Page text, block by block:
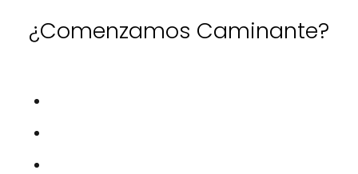
¿Comenzamos Caminante?